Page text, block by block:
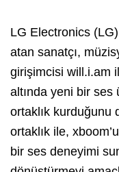
LG Electronics
atan sanatçı,
girişimcisi will.i.am
altında yeni bir
ortaklık kurduğunu
ortaklık ile,
bir ses deneyimi